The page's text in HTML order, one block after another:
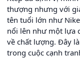
thượng nhưng với
tên tuổi lớn như
nổi lên như một lựa
về chất lượng. Đây
trong cuộc cạnh